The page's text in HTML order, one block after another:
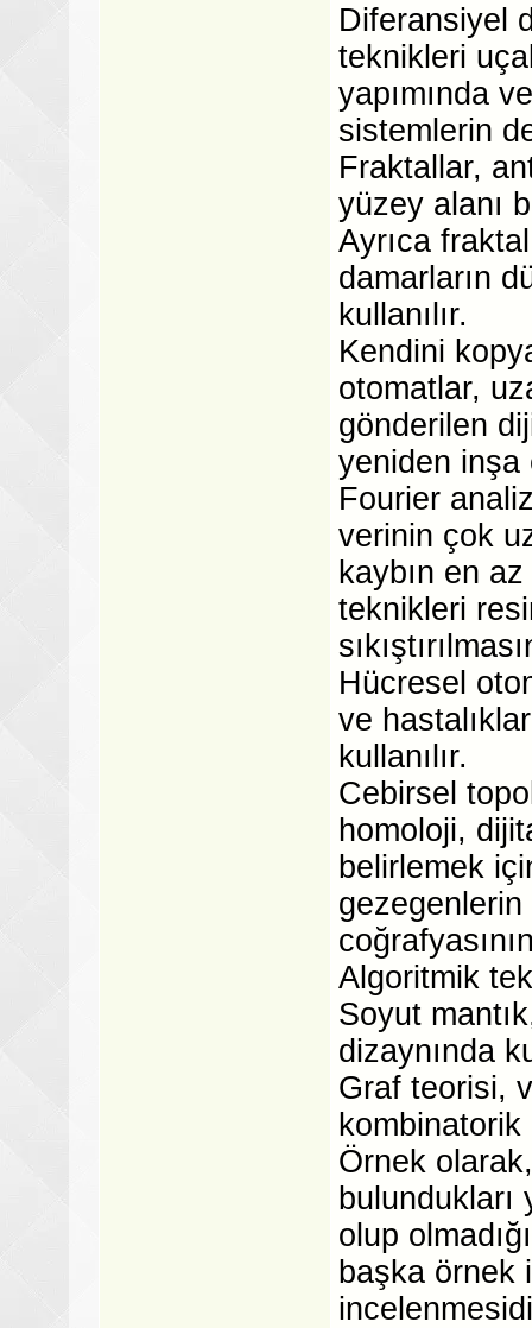
Diferansiyel
teknikleri
yapımında
sistemlerin
Fraktallar,
yüzey alanı
Ayrıca
damarların
kullanılır.
Kendini
otomatlar,
gönderilen
yeniden inşa
Fourier
verinin çok
kaybın en
teknikleri
Hücresel
ve
kullanılır.
Cebirsel
homoloji,
belirlemek
Algoritmik
Soyut
dizaynında
Graf teorisi,
kombinatorik
Örnek
bulundukları
olup
başka örnek